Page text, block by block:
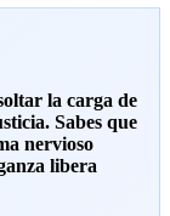
la carga de
Sabes que
nervioso
libera